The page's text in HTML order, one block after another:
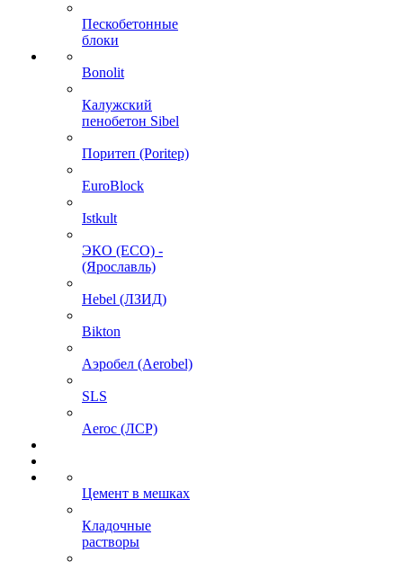
Пескобетонные
блоки
Bonolit
Калужский
пенобетон Sibel
Поритеп (Poritep)
EuroBlock
Istkult
ЭКО (ECO) -
(Ярославль)
Hebel (ЛЗИД)
Bikton
Аэробел (Aerobel)
SLS
Aeroc (ЛСР)
Цемент в мешках
Кладочные
растворы